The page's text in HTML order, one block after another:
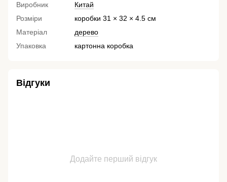
Виробник
Китай
Розміри
коробки 31 × 32 × 4.5 см
Матеріал
дерево
Упаковка
картонна коробка
Відгуки
Додайте перший відгук